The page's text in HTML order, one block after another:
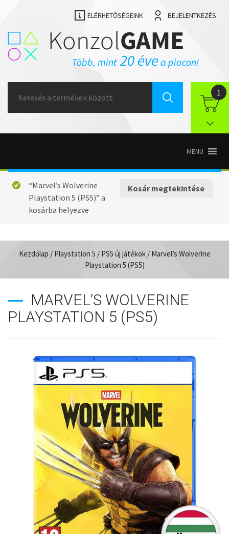
ELÉRHETŐSÉGEINK BEJELENTKEZÉS
for:
1
MENU
Kosár megtekintése
“Marvel’s Wolverine
Playstation 5 (PS5)” a
kosárba helyezve
Kezdőlap / Playstation 5 / PS5 új játékok/ Marvel’s Wolverine
Playstation 5 (PS5)
MARVEL’S WOLVERINE
PLAYSTATION 5 (PS5)